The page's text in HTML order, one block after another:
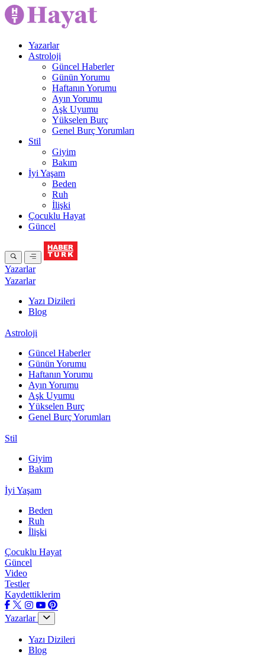
Yazarlar
Astroloji
Güncel Haberler
Günün Yorumu
Haftanın Yorumu
Ayın Yorumu
Aşk Uyumu
Yükselen Burç
Genel Burç Yorumları
Stil
Giyim
Bakım
İyi Yaşam
Beden
Ruh
İlişki
Çocuklu Hayat
Güncel
Yazarlar
Yazarlar
Yazı Dizileri
Blog
Astroloji
Güncel Haberler
Günün Yorumu
Haftanın Yorumu
Ayın Yorumu
Aşk Uyumu
Yükselen Burç
Genel Burç Yorumları
Stil
Giyim
Bakım
İyi Yaşam
Beden
Ruh
İlişki
Çocuklu Hayat
Güncel
Video
Testler
Kaydettiklerim
Yazarlar
Yazı Dizileri
Blog